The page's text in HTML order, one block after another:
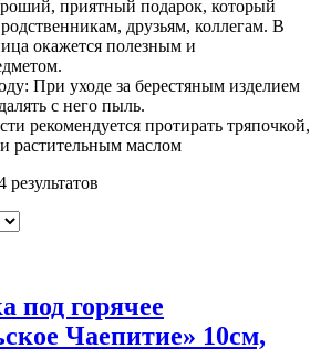
приятный подарок, который
друзьям, коллегам. В
окажется полезным и
При уходе за берестяным изделием
с него пыль.
рекомендуется протирать тряпочкой,
растительным маслом
под горячее
Чаепитие» 10см,